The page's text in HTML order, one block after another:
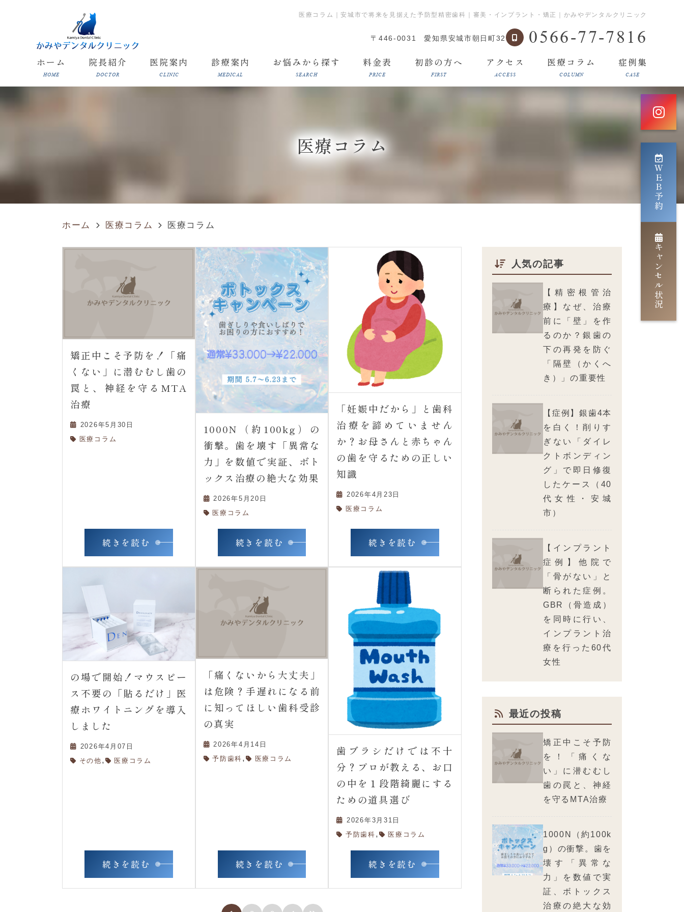
医療コラム｜安城市で将来を見据えた予防型精密歯科｜審美・インプラント・矯正｜かみやデンタルクリニック
〒446-0031 愛知県安城市朝日町32 0566-77-7816
ホーム
HOME
院長紹介
DOCTOR
医院案内
CLINIC
診療案内
MEDICAL
お悩みから探す
SEARCH
料金表
PRICE
初診の方へ
FIRST
アクセス
ACCESS
医療コラム
COLUMN
症例集
CASE
ＷＥＢ予約
キャンセル状況
医療コラム
ホーム 医療コラム 医療コラム
矯正中こそ予防を！「痛
くない」に潜むむし歯の
罠と、神経を守るMTA
治療
2026年5月30日
医療コラム
続きを読む
1000N（約100kg）の
衝撃。歯を壊す「異常な
力」を数値で実証、ボト
ックス治療の絶大な効果
2026年5月20日
医療コラム
続きを読む
「妊娠中だから」と歯科
治療を諦めていません
か？お母さんと赤ちゃん
の歯を守るための正しい
知識
2026年4月23日
医療コラム
続きを読む
の場で開始！マウスピー
ス不要の「貼るだけ」医
療ホワイトニングを導入
しました
2026年4月07日
その他 , 医療コラム
続きを読む
「痛くないから大丈夫」
は危険？手遅れになる前
に知ってほしい歯科受診
の真実
2026年4月14日
予防歯科 , 医療コラム
続きを読む
歯ブラシだけでは不十
分？プロが教える、お口
の中を１段階綺麗にする
ための道具選び
2026年3月31日
予防歯科 , 医療コラム
続きを読む
人気の記事
【精密根管治
療】なぜ、治療
前に「壁」を作
るのか？銀歯の
下の再発を防ぐ
「隔壁（かくへ
き）」の重要性
【症例】銀歯4本
を白く！削りす
ぎない「ダイレ
クトボンディン
グ」で即日修復
したケース（40
代女性・安城
市）
【インプラント
症例】他院で
「骨がない」と
断られた症例。
GBR（骨造成）
を同時に行い、
インプラント治
療を行った60代
女性
最近の投稿
矯正中こそ予防
を！「痛くな
い」に潜むむし
歯の罠と、神経
を守るMTA治療
1000N（約100k
g）の衝撃。歯を
壊す「異常な
力」を数値で実
証、ボトックス
治療の絶大な効